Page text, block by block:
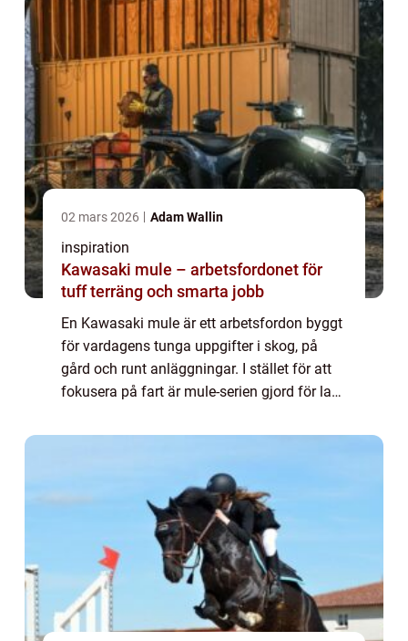
02 mars 2026 Adam Wallin
inspiration
Kawasaki mule – arbetsfordonet för
tuff terräng och smarta jobb
En Kawasaki mule är ett arbetsfordon byggt
för vardagens tunga uppgifter i skog, på
gård och runt anläggningar. I stället för att
fokusera på fart är mule-serien gjord för last,